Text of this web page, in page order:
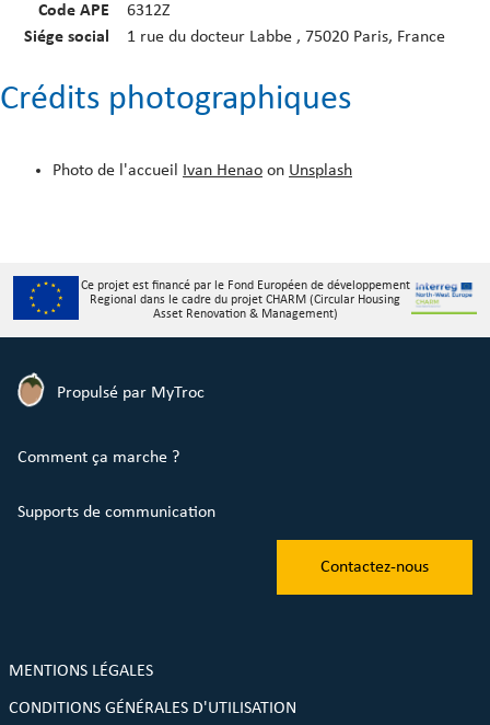
Code APE
6312Z
Siége social
1 rue du docteur Labbe , 75020 Paris, France
Crédits photographiques
Photo de l'accueil Ivan Henao on Unsplash
Ce projet est financé par le Fond Européen de développement
Regional dans le cadre du projet CHARM (Circular Housing
Asset Renovation & Management)
Propulsé par MyTroc
Comment ça marche ?
Supports de communication
Contactez-nous
MENTIONS LÉGALES
CONDITIONS GÉNÉRALES D'UTILISATION